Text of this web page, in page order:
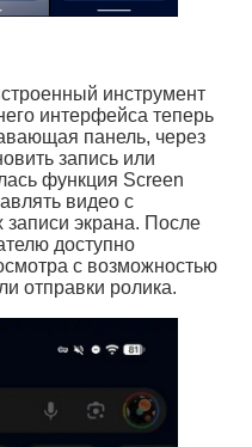
инструмент
интерфейса теперь
панель, через
запись или
функция Screen
видео с
экрана. После
доступно
с возможностью
отправки ролика.